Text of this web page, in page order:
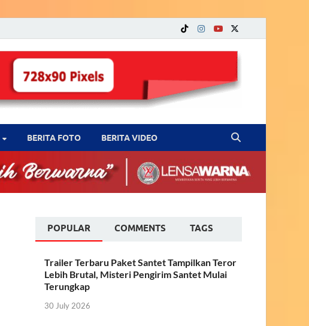
BERITA FOTO BERITA VIDEO
POPULAR COMMENTS TAGS
Trailer Terbaru Paket Santet Tampilkan Teror
Lebih Brutal, Misteri Pengirim Santet Mulai
Terungkap
30 July 2026